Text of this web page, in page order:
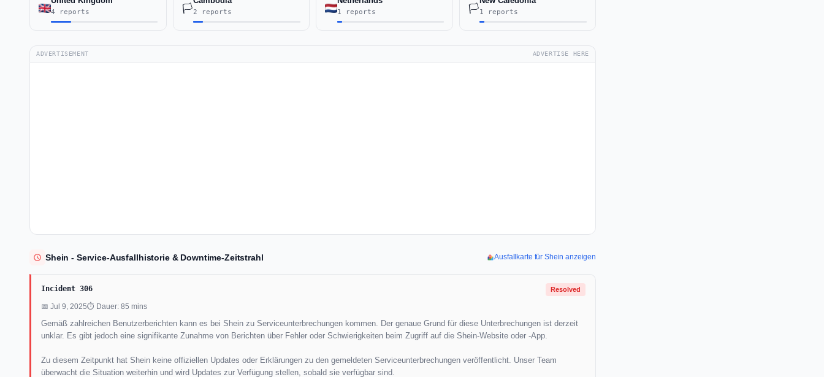
4 reports 🏳️2 reports 1 reports 🏳️1 reports
ADVERTISEMENT ADVERTISE HERE
Shein - Service-Ausfallhistorie & Downtime-Zeitstrahl Ausfallkarte für Shein anzeigen
Incident 306 Resolved
📅 Jul 9, 2025⏱ Dauer: 85 mins
Gemäß zahlreichen Benutzerberichten kann es bei Shein zu Serviceunterbrechungen kommen. Der genaue Grund für diese Unterbrechungen ist derzeit
unklar. Es gibt jedoch eine signifikante Zunahme von Berichten über Fehler oder Schwierigkeiten beim Zugriff auf die Shein-Website oder -App.
Zu diesem Zeitpunkt hat Shein keine offiziellen Updates oder Erklärungen zu den gemeldeten Serviceunterbrechungen veröffentlicht. Unser Team
überwacht die Situation weiterhin und wird Updates zur Verfügung stellen, sobald sie verfügbar sind.